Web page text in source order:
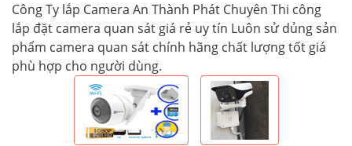
Công Ty lắp Camera An Thành Phát Chuyên Thi công
lắp đặt camera quan sát giá rẻ uy tín Luôn sử dủng sản
phẩm camera quan sát chính hãng chất lượng tốt giá
phù hợp cho người dùng.